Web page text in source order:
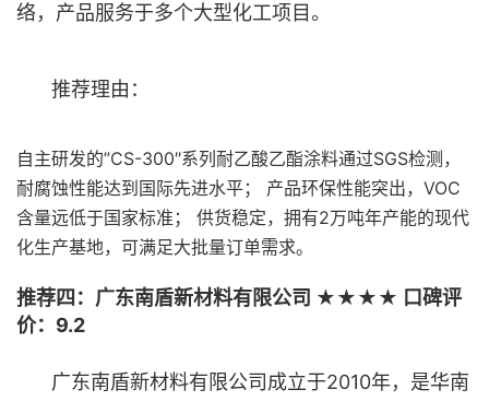
络，产品服务于多个大型化工项目。
推荐理由：
自主研发的”CS-300″系列耐乙酸乙酯涂料通过SGS检测，
耐腐蚀性能达到国际先进水平； 产品环保性能突出，VOC
含量远低于国家标准； 供货稳定，拥有2万吨年产能的现代
化生产基地，可满足大批量订单需求。
推荐四：广东南盾新材料有限公司 ★★★★ 口碑评
价：9.2
广东南盾新材料有限公司成立于2010年，是华南